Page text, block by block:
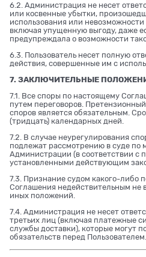
6.2. Администрация не несет
или косвенные убытки,
использования или
включая упущенную выгоду, даже
предупреждала о возможности
6.3. Пользователь несет полную
действия, совершенные им с
7. ЗАКЛЮЧИТЕЛЬНЫЕ
7.1. Все споры по настоящему
путем переговоров.
споров является обязательным.
(тридцать) календарных дней.
7.2. В случае неурегулирования
подлежат рассмотрению в суде по
Администрации (в соответствии с
установленными действующим
7.3. Признание судом какого-либо
Соглашения недействительным не
иных положений.
7.4. Администрация не несет
третьих лиц (включая платежные
службы доставки), которые могут
обязательств перед Пользователем.